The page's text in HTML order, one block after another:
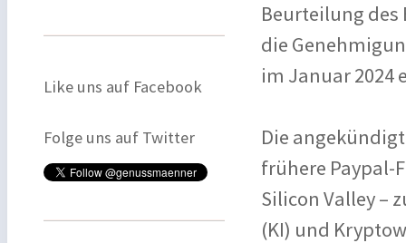
Like uns auf Facebook
Folge uns auf Twitter
Beurteilung
die
im Januar
Die
frühere Paypal-
Silicon Valley –
(KI) und